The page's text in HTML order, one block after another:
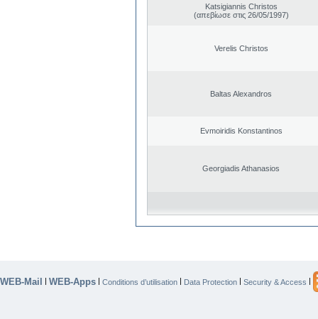
Katsigiannis Christos
(απεβίωσε στις 26/05/1997)
Verelis Christos
Baltas Alexandros
Evmoiridis Konstantinos
Georgiadis Athanasios
WEB-Mail | WEB-Apps | Conditions d’utilisation | Data Protection | Security & Access |